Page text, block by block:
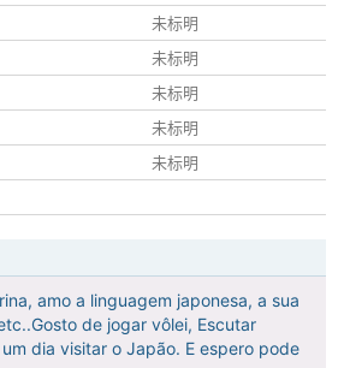
未标明
未标明
未标明
未标明
未标明
amo a linguagem japonesa, a sua
de jogar vôlei, Escutar
dia visitar o Japão. E espero pode